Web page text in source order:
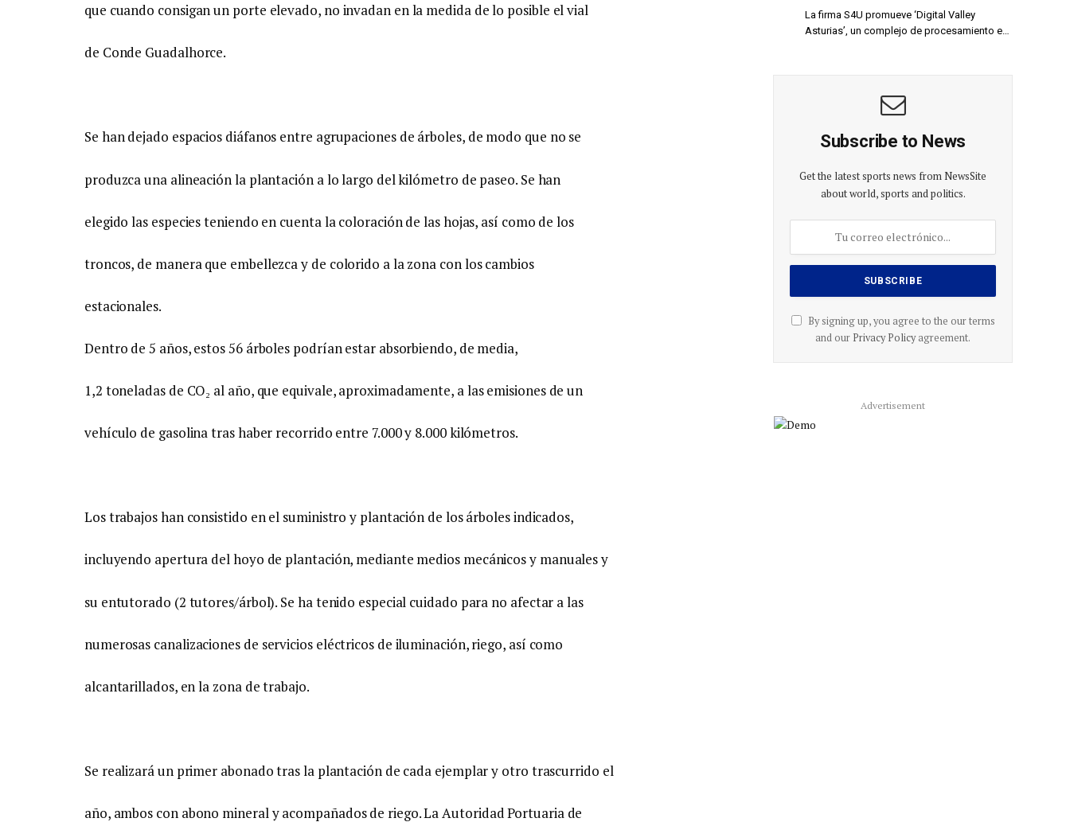
que cuando consigan un porte elevado, no invadan en la medida de lo posible el vial
de Conde Guadalhorce.
Se han dejado espacios diáfanos entre agrupaciones de árboles, de modo que no se
produzca una alineación la plantación a lo largo del kilómetro de paseo. Se han
elegido las especies teniendo en cuenta la coloración de las hojas, así como de los
troncos, de manera que embellezca y de colorido a la zona con los cambios
estacionales.
Dentro de 5 años, estos 56 árboles podrían estar absorbiendo, de media,
1,2 toneladas de CO₂ al año, que equivale, aproximadamente, a las emisiones de un
vehículo de gasolina tras haber recorrido entre 7.000 y 8.000 kilómetros.
Los trabajos han consistido en el suministro y plantación de los árboles indicados,
incluyendo apertura del hoyo de plantación, mediante medios mecánicos y manuales y
su entutorado (2 tutores/árbol). Se ha tenido especial cuidado para no afectar a las
numerosas canalizaciones de servicios eléctricos de iluminación, riego, así como
alcantarillados, en la zona de trabajo.
Se realizará un primer abonado tras la plantación de cada ejemplar y otro trascurrido el
año, ambos con abono mineral y acompañados de riego. La Autoridad Portuaria de
La firma S4U promueve ‘Digital Valley
Asturias’, un complejo de procesamiento e…
Subscribe to News
Get the latest sports news from NewsSite
about world, sports and politics.
By signing up, you agree to the our terms
and our Privacy Policyagreement.
Advertisement